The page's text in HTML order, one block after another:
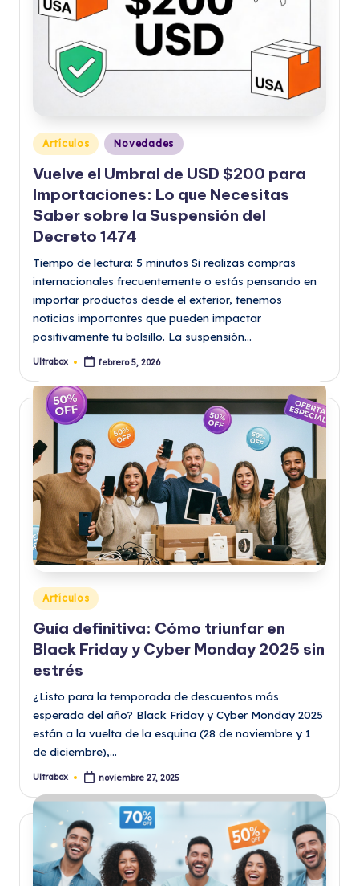
Publicado
en
Artículos Novedades
Vuelve el Umbral de USD $200 para
Importaciones: Lo que Necesitas
Saber sobre la Suspensión del
Decreto 1474
Tiempo de lectura: 5 minutos Si realizas compras
internacionales frecuentemente o estás pensando en
importar productos desde el exterior, tenemos
noticias importantes que pueden impactar
positivamente tu bolsillo. La suspensión…
Publicado
Ultrabox febrero 5, 2026
Publicado
en
Artículos
Guía definitiva: Cómo triunfar en
Black Friday y Cyber Monday 2025 sin
estrés
¿Listo para la temporada de descuentos más
esperada del año? Black Friday y Cyber Monday 2025
están a la vuelta de la esquina (28 de noviembre y 1
de diciembre),…
Publicado
Ultrabox noviembre 27, 2025